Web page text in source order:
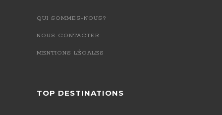
QUI SOMMES-NOUS?
NOUS CONTACTER
MENTIONS LÉGALES
TOP DESTINATIONS